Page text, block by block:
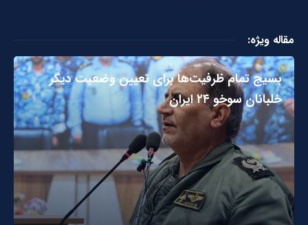
مقاله ویژه:
بسیج تمام ظرفیت‌ها برای تعیین وضعیت دیگر
خلبانان سوخو ۲۴ ایران